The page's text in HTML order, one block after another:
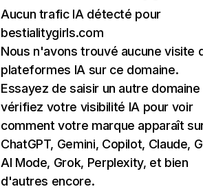
Aucun trafic IA détecté pour
bestialitygirls.com
Nous n'avons trouvé aucune visite
plateformes IA sur ce domaine.
Essayez de saisir un autre domaine
vérifiez votre visibilité IA pour voir
comment votre marque apparaît
ChatGPT, Gemini, Copilot, Claude,
AI Mode, Grok, Perplexity, et bien
d'autres encore.